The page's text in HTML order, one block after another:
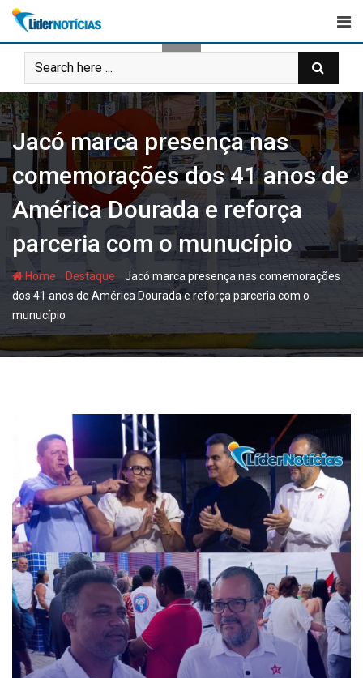
Skip
content
Jacó marca presença nas
comemorações dos 41 anos de
América Dourada e reforça
parceria com o munucípio
Home - Destaque - Jacó marca presença nas comemorações
dos 41 anos de América Dourada e reforça parceria com o
munucípio